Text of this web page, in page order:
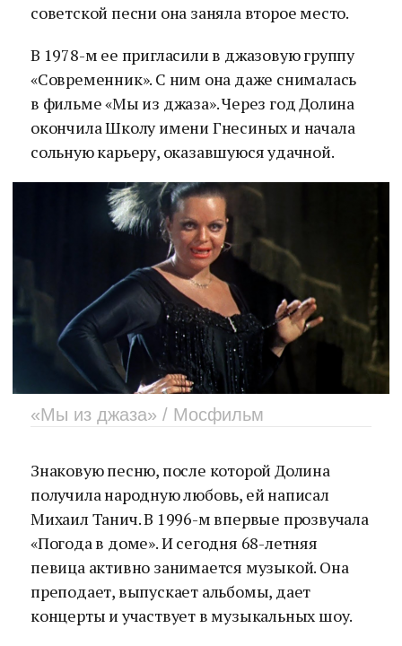
советской песни она заняла второе место.
В 1978-м ее пригласили в джазовую группу
«Современник». С ним она даже снималась
в фильме «Мы из джаза». Через год Долина
окончила Школу имени Гнесиных и начала
сольную карьеру, оказавшуюся удачной.
«Мы из джаза» / Мосфильм
Знаковую песню, после которой Долина
получила народную любовь, ей написал
Михаил Танич. В 1996-м впервые прозвучала
«Погода в доме». И сегодня 68-летняя
певица активно занимается музыкой. Она
преподает, выпускает альбомы, дает
концерты и участвует в музыкальных шоу.